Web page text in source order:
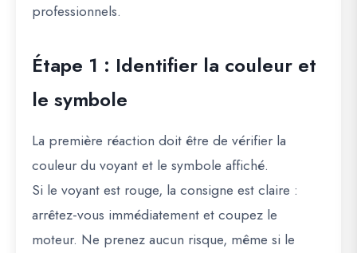
professionnels.
Étape 1 : Identifier la couleur et
le symbole
La première réaction doit être de vérifier la
couleur du voyant et le symbole affiché.
Si le voyant est rouge, la consigne est claire :
arrêtez-vous immédiatement et coupez le
moteur. Ne prenez aucun risque, même si le